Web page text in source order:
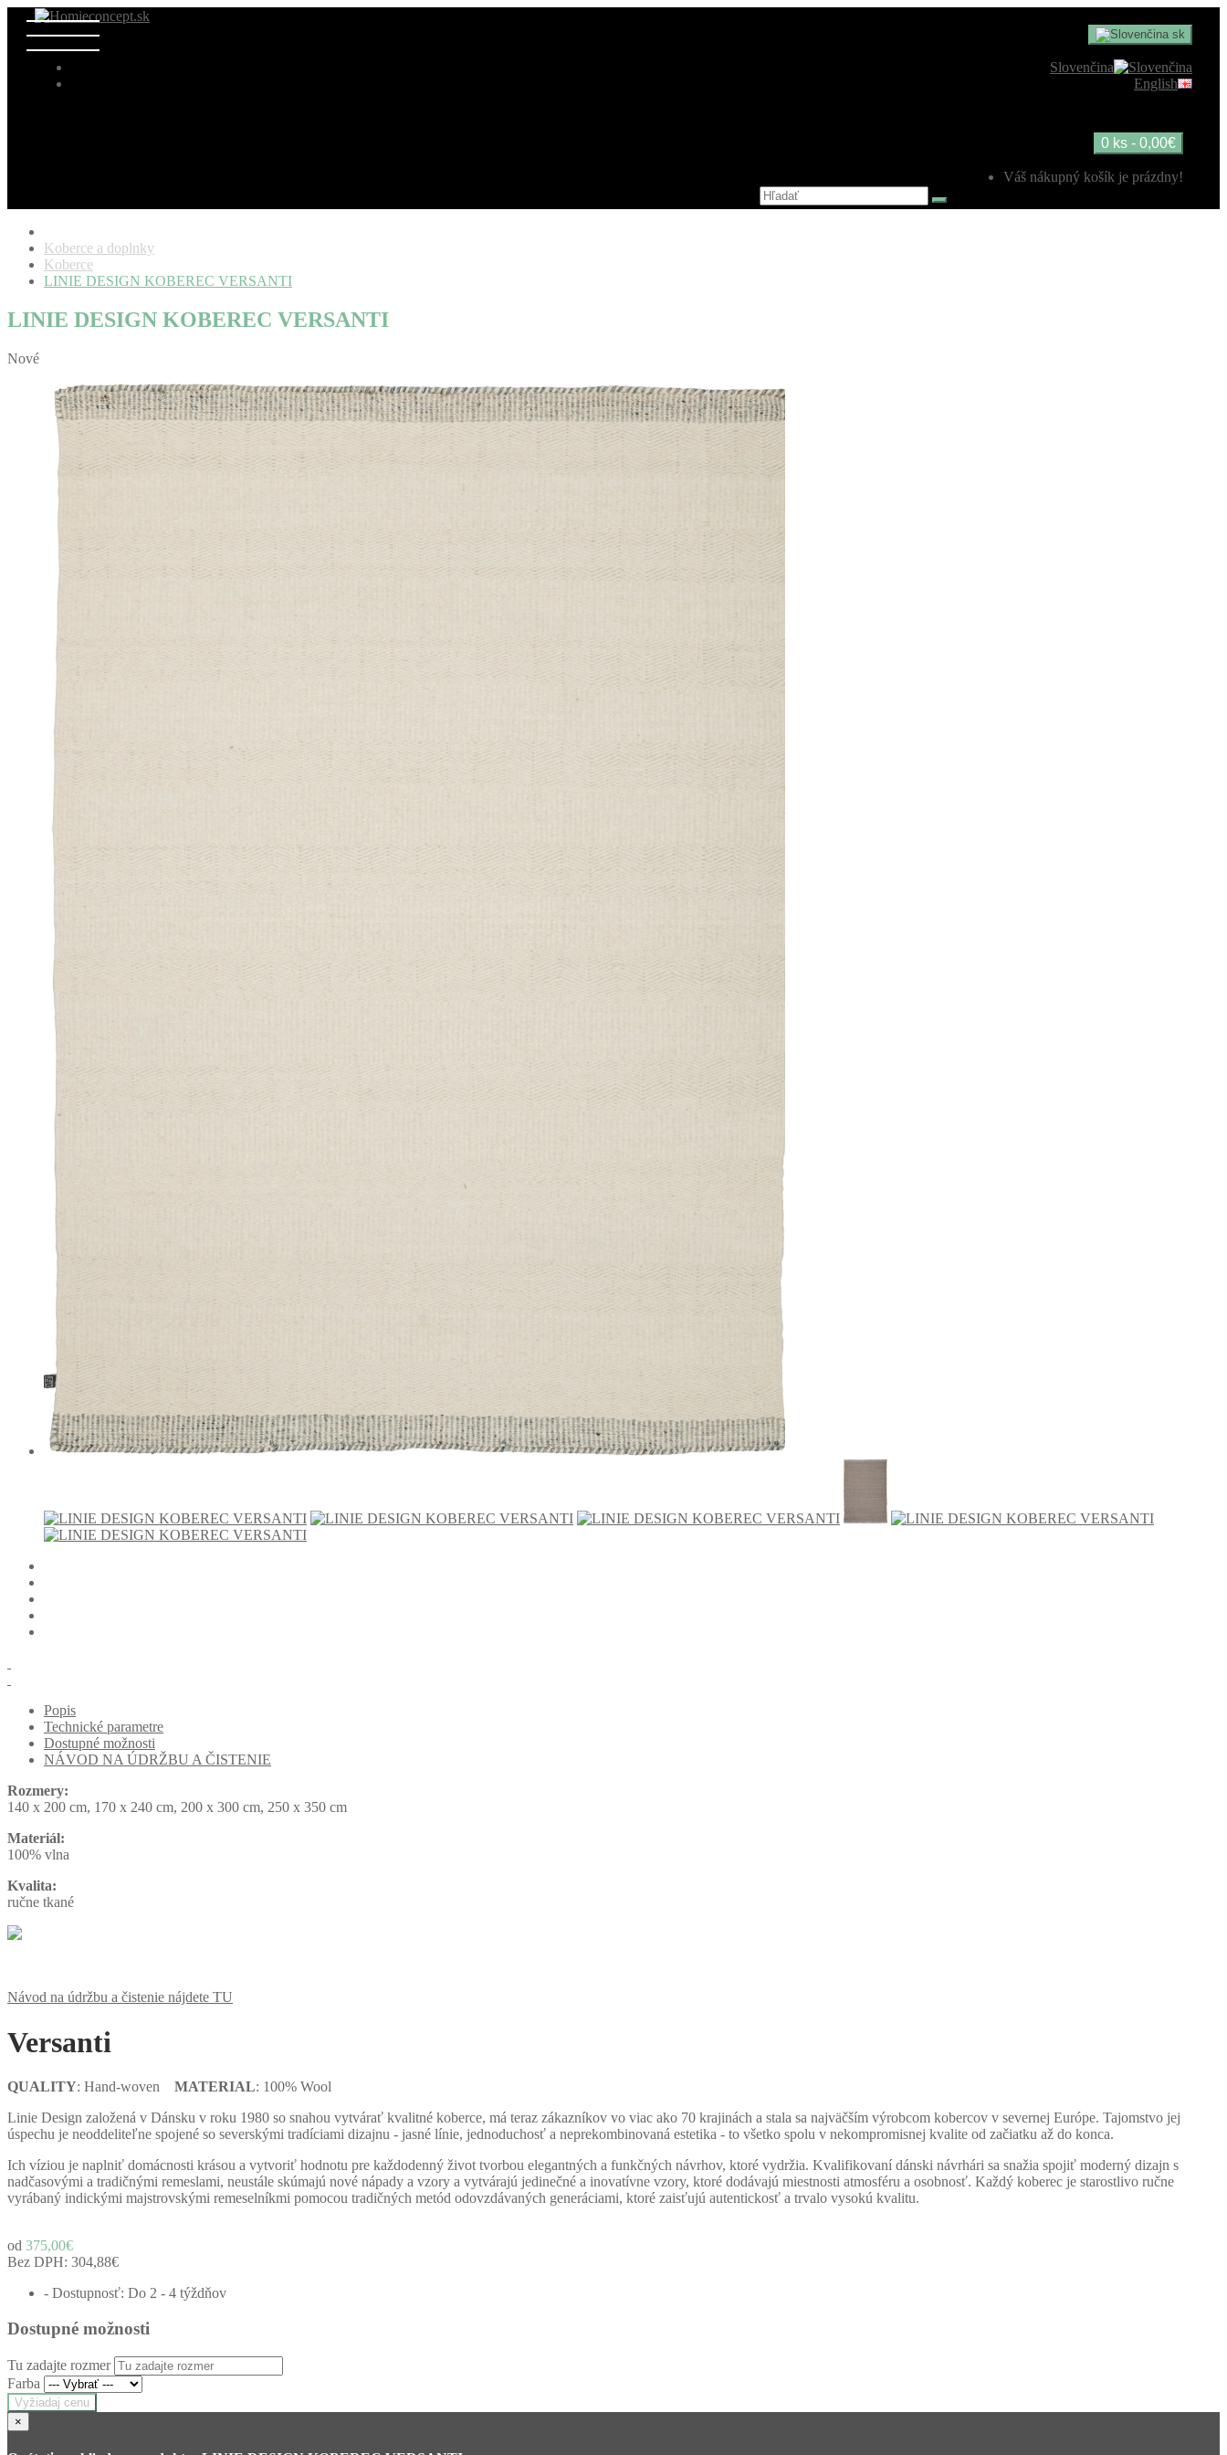
sk
Slovenčina
English
0 ks - 0,00€
Váš nákupný košík je prázdny!
Koberce a doplnky
Koberce
LINIE DESIGN KOBEREC VERSANTI
LINIE DESIGN KOBEREC VERSANTI
Nové
Popis
Technické parametre
Dostupné možnosti
NÁVOD NA ÚDRŽBU A ČISTENIE
Rozmery:
140 x 200 cm, 170 x 240 cm, 200 x 300 cm, 250 x 350 cm
Materiál:
100% vlna
Kvalita:
ručne tkané
Návod na údržbu a čistenie nájdete TU
Versanti
QUALITY: Hand-woven MATERIAL: 100% Wool
Linie Design založená v Dánsku v roku 1980 so snahou vytvárať kvalitné koberce, má teraz zákazníkov vo viac ako 70 krajinách a stala sa najväčším výrobcom kobercov v severnej Európe. Tajomstvo jej
úspechu je neoddeliteľne spojené so severskými tradíciami dizajnu - jasné línie, jednoduchosť a neprekombinovaná estetika - to všetko spolu v nekompromisnej kvalite od začiatku až do konca.
Ich víziou je naplniť domácnosti krásou a vytvoriť hodnotu pre každodenný život tvorbou elegantných a funkčných návrhov, ktoré vydržia. Kvalifikovaní dánski návrhári sa snažia spojiť moderný dizajn s
nadčasovými a tradičnými remeslami, neustále skúmajú nové nápady a vzory a vytvárajú jedinečné a inovatívne vzory, ktoré dodávajú miestnosti atmosféru a osobnosť. Každý koberec je starostlivo ručne
vyrábaný indickými majstrovskými remeselníkmi pomocou tradičných metód odovzdávaných generáciami, ktoré zaisťujú autentickosť a trvalo vysokú kvalitu.
od 375,00€
Bez DPH: 304,88€
- Dostupnosť: Do 2 - 4 týždňov
Dostupné možnosti
Tu zadajte rozmer
Farba
Vyžiadaj cenu
×